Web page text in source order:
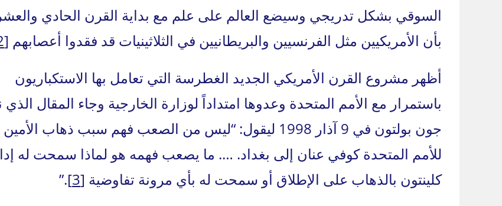
السوقي بشكل تدريجي وسيضع العالم على علم مع بداية القرن الحادي
بأن الأمريكيين مثل الفرنسيين والبريطانيين في الثلاثينيات قد فقدوا أعصابهم [2]
أظهر مشروع القرن الأمريكي الجديد الغطرسة التي تعامل بها الاستكباريون
باستمرار مع الأمم المتحدة وعدوها امتداداً لوزارة الخارجية وجاء المقال
جون بولتون في 9 آذار 1998 ليقول: “ليس من الصعب فهم سبب ذهاب
للأمم المتحدة كوفي عنان إلى بغداد. …. ما يصعب فهمه هو لماذا سمحت له
كلينتون بالذهاب على الإطلاق أو سمحت له بأي مرونة تفاوضية [3]
.”